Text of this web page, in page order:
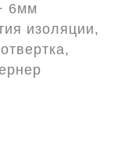
6мм
изоляции,